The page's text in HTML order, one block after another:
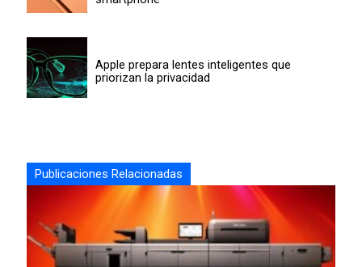
Apple prepara lentes inteligentes que
priorizan la privacidad
Publicaciones Relacionadas